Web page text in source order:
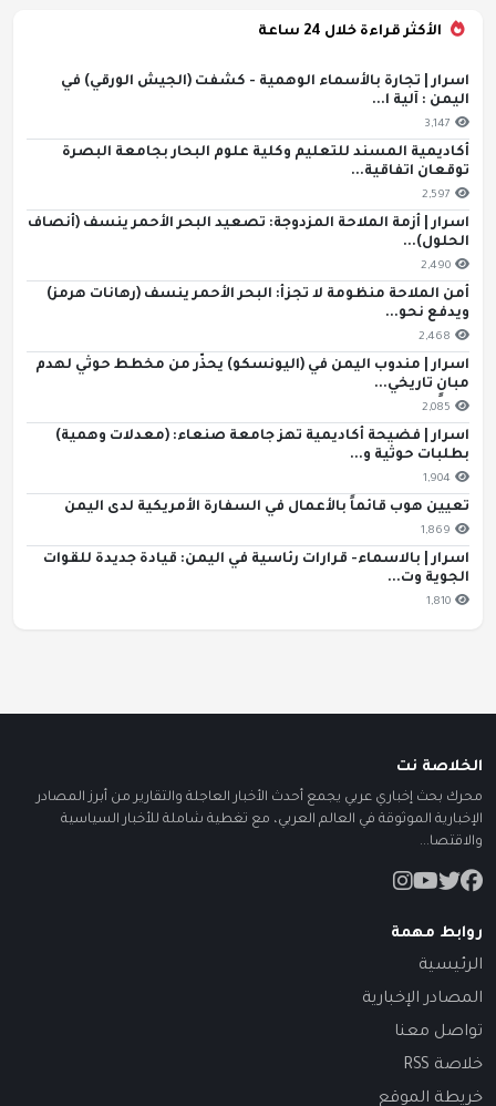
الأكثر قراءة خلال 24 ساعة
اسرار | تجارة بالأسماء الوهمية - كشفت (الجيش الورقي) في
اليمن : آلية ا...
3,147
أكاديمية المسند للتعليم وكلية علوم البحار بجامعة البصرة
توقعان اتفاقية...
2,597
اسرار | أزمة الملاحة المزدوجة: تصعيد البحر الأحمر ينسف (أنصاف
الحلول)...
2,490
أمن الملاحة منظومة لا تجزأ: البحر الأحمر ينسف (رهانات هرمز)
ويدفع نحو...
2,468
اسرار | مندوب اليمن في (اليونسكو) يحذّر من مخطط حوثي لهدم
مبانٍ تاريخي...
2,085
اسرار | فضيحة أكاديمية تهز جامعة صنعاء: (معدلات وهمية)
بطلبات حوثية و...
1,904
تعيين هوب قائماً بالأعمال في السفارة الأمريكية لدى اليمن
1,869
اسرار | بالاسماء- قرارات رئاسية في اليمن: قيادة جديدة للقوات
الجوية وت...
1,810
الخلاصة نت
محرك بحث إخباري عربي يجمع أحدث الأخبار العاجلة والتقارير من أبرز المصادر
الإخبارية الموثوقة في العالم العربي، مع تغطية شاملة للأخبار السياسية
والاقتصا...
روابط مهمة
الرئيسية
المصادر الإخبارية
تواصل معنا
خلاصة RSS
خريطة الموقع